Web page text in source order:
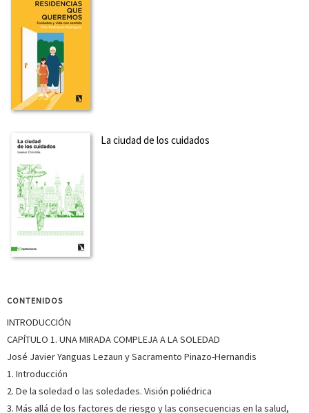
La ciudad de los cuidados
CONTENIDOS
INTRODUCCIÓN
CAPÍTULO 1. UNA MIRADA COMPLEJA A LA SOLEDAD
José Javier Yanguas Lezaun y Sacramento Pinazo-Hernandis
1. Introducción
2. De la soledad o las soledades. Visión poliédrica
3. Más allá de los factores de riesgo y las consecuencias en la salud,